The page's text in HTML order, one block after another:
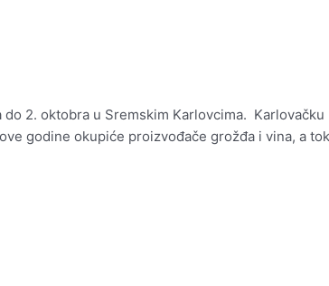
2. oktobra u Sremskim Karlovcima.
godine okupiće proizvođače grožđa i vina, a